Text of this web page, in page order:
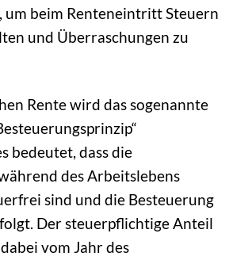
um beim Renteneintritt Steuern
und Überraschungen zu
Rente wird das sogenannte
bedeutet, dass die
des Arbeitslebens
sind und die Besteuerung
Der steuerpflichtige Anteil
vom Jahr des